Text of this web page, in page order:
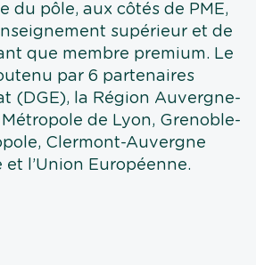
du pôle, aux côtés de PME,
supérieur et de
que membre premium. Le
par 6 partenaires
(DGE), la Région Auvergne-
de Lyon, Grenoble-
Clermont-Auvergne
et l’Union Européenne.